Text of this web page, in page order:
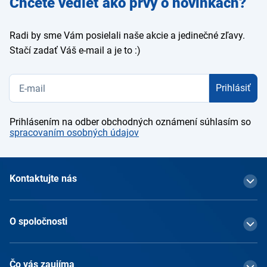
e-mail
Radi by sme Vám posielali naše akcie a jedinečné zľavy.
Stačí zadať Váš e-mail a je to :)
Prihlásiť
Prihlásením na odber obchodných oznámení súhlasím so
spracovaním osobných údajov
Kontaktujte nás
O spoločnosti
Čo vás zaujíma